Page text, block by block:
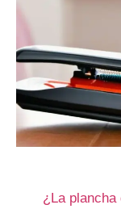
¿La